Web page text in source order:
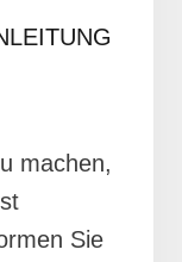
machen,
Sie